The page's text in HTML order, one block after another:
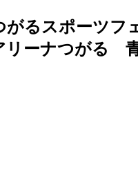
るスポーツフ
ーナつがる